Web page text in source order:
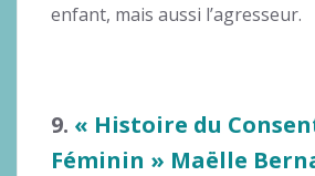
enfant, mais aussi l’agresseur.
9. « Histoire du
Féminin » Maëlle